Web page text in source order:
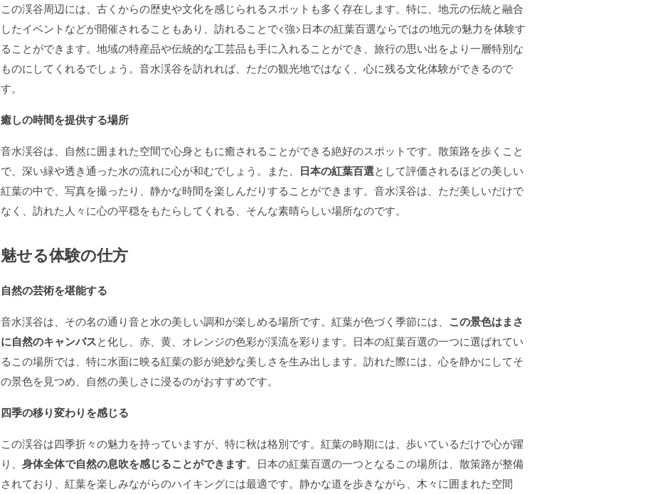
この渓谷周辺には、古くからの歴史や文化を感じられるスポットも多く存在します。特に、地元の伝統と融合
したイベントなどが開催されることもあり、訪れることで<強>日本の紅葉百選ならではの地元の魅力を体験す
ることができます。地域の特産品や伝統的な工芸品も手に入れることができ、旅行の思い出をより一層特別な
ものにしてくれるでしょう。音水渓谷を訪れれば、ただの観光地ではなく、心に残る文化体験ができるので
す。
癒しの時間を提供する場所
音水渓谷は、自然に囲まれた空間で心身ともに癒されることができる絶好のスポットです。散策路を歩くこと
で、深い緑や透き通った水の流れに心が和むでしょう。また、
日本の紅葉百選として評価されるほどの美しい
紅葉の中で、写真を撮ったり、静かな時間を楽しんだりすることができます。音水渓谷は、ただ美しいだけで
なく、訪れた人々に心の平穏をもたらしてくれる、そんな素晴らしい場所なのです。
魅せる体験の仕方
自然の芸術を堪能する
音水渓谷は、その名の通り音と水の美しい調和が楽しめる場所です。紅葉が色づく季節には、 この景色はまさ
に自然のキャンバスと化し、赤、黄、オレンジの色彩が渓流を彩ります。日本の紅葉百選の一つに選ばれてい
るこの場所では、特に水面に映る紅葉の影が絶妙な美しさを生み出します。訪れた際には、心を静かにしてそ
の景色を見つめ、自然の美しさに浸るのがおすすめです。
四季の移り変わりを感じる
この渓谷は四季折々の魅力を持っていますが、特に秋は格別です。紅葉の時期には、歩いているだけで心が躍
り、 身体全体で自然の息吹を感じることができます。日本の紅葉百選の一つとなるこの場所は、散策路が整備
されており、紅葉を楽しみながらのハイキングには最適です。静かな道を歩きながら、木々に囲まれた空間